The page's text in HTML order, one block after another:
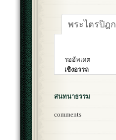
พระไตรปิฎก
รออัพเดต
เชิงอรรถ
สนทนาธรรม
comments